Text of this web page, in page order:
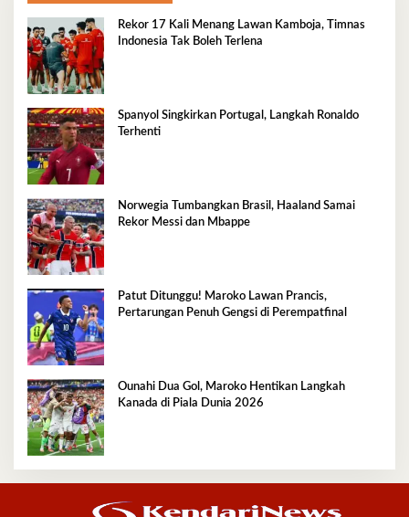
Rekor 17 Kali Menang Lawan Kamboja, Timnas
Indonesia Tak Boleh Terlena
Spanyol Singkirkan Portugal, Langkah Ronaldo
Terhenti
Norwegia Tumbangkan Brasil, Haaland Samai
Rekor Messi dan Mbappe
Patut Ditunggu! Maroko Lawan Prancis,
Pertarungan Penuh Gengsi di Perempatfinal
Ounahi Dua Gol, Maroko Hentikan Langkah
Kanada di Piala Dunia 2026